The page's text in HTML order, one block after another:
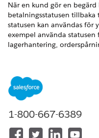
När en kund gör en begärd
betalningsstatusen tillbaka
statusen kan användas för
exempel använda statusen
lagerhantering,
kodstycken för Apex-klasser
LÖSTE DENNA
1-800-667-6389